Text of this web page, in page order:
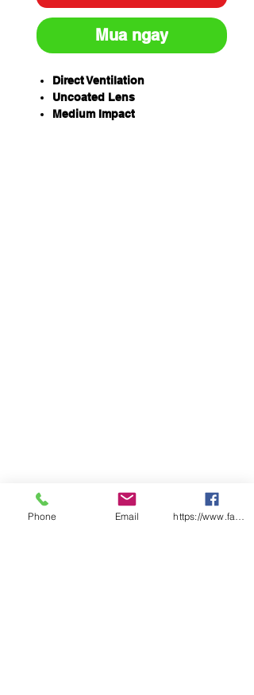
Mua ngay
Direct Ventilation
Uncoated Lens
Medium Impact
Phone Email